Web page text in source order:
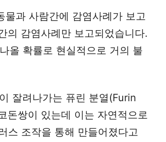
과 사람간에 감염사례가 보고
의 감염사례만 보고되었습니다.
올 확률로 현실적으로 거의 불
잘려나가는 퓨린 분열(Furin
돈쌍이 있는데 이는 자연적으로
스 조작을 통해 만들어졌다고